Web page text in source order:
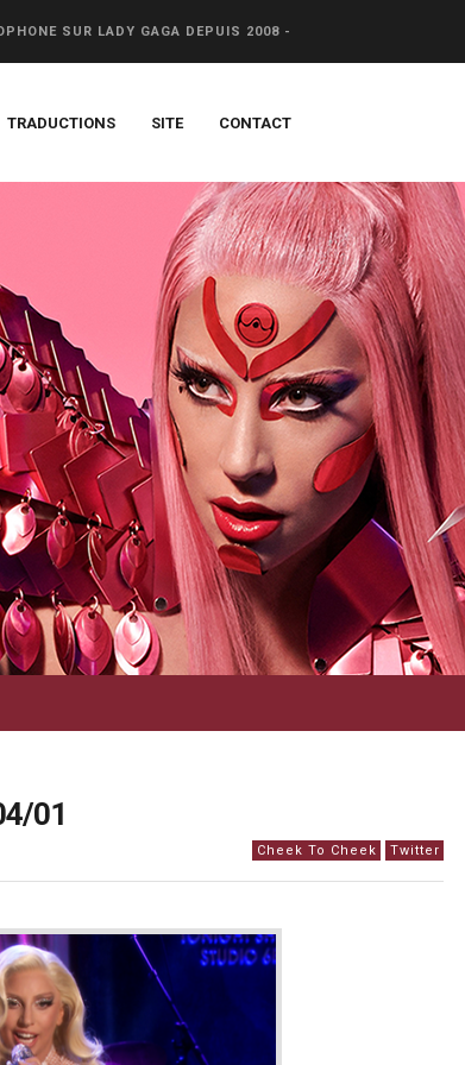
SUR LADY GAGA DEPUIS 2008 -
TRADUCTIONS SITE CONTACT
01
Cheek To Cheek Twitter